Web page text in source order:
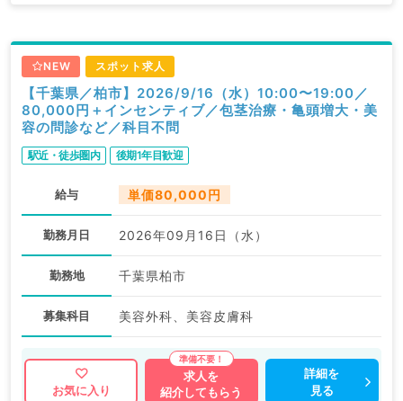
NEW スポット求人
【千葉県／柏市】2026/9/16（水）10:00〜19:00／
80,000円＋インセンティブ／包茎治療・亀頭増大・美
容の問診など／科目不問
駅近・徒歩圏内 後期1年目歓迎
給与 単価80,000円
勤務月日 2026年09月16日（水）
勤務地 千葉県柏市
募集科目 美容外科、美容皮膚科
お気に入り
求人を
紹介してもらう
詳細を
見る